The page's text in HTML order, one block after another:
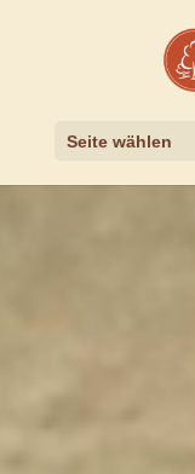
Seite wählen